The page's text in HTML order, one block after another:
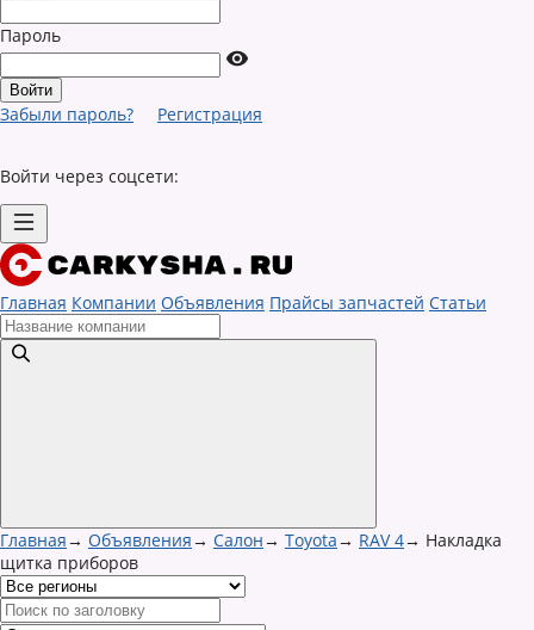
Пароль
Забыли пароль? Регистрация
Войти через соцсети:
Главная Компании Объявления Прайсы запчастей Статьи
Главная→ Объявления→ Салон→ Toyota→ RAV 4→ Накладка
щитка приборов